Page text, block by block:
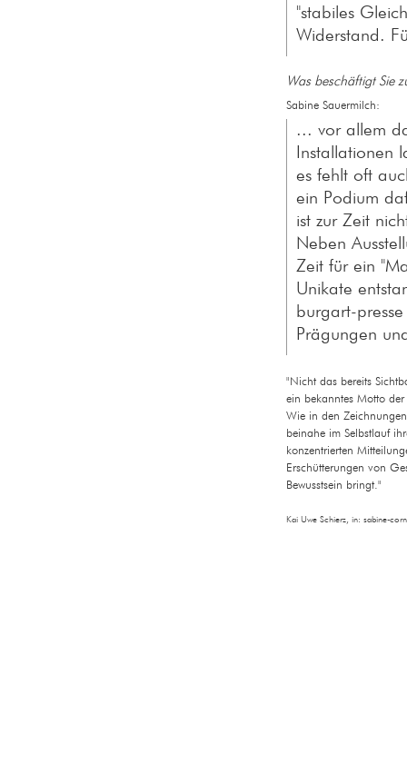
"stabiles
Widerstand.
Was beschäftigt Sie
Sabine Sauermilch:
... vor allem
Installationen
es fehlt oft
ein Podium
ist zur Zeit
Neben
Zeit für ein
Unikate
burgart-
Prägungen
"Nicht das bereits
ein bekanntes Motto
Wie in den
beinahe im Selbstlauf
konzentrierten
Erschütterungen von
Bewusstsein bringt."
Kai Uwe Schierz, in: sabine-